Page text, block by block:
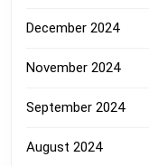
December 2024
November 2024
September 2024
August 2024